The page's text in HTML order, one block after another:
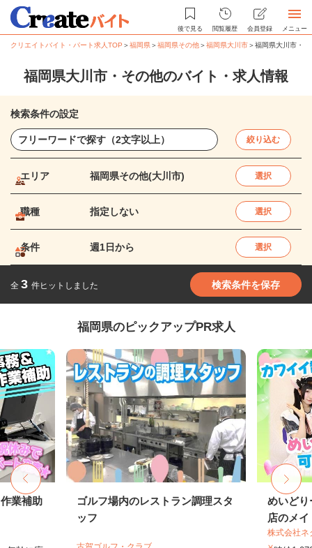
後で見る 閲覧履歴 会員登録 メニュー
クリエイトバイト・パート求人TOP ＞福岡県＞福岡県その他＞福岡県大川市＞福岡県大川市・
福岡県大川市・その他のバイト・求人情報
検索条件の設定
絞り込む
エリア 福岡県その他(大川市) 選択
職種 指定しない 選択
条件 週1日から 選択
全 3 件ヒットしました 検索条件を保存
福岡県のピックアップPR求人
業補助
ゴルフ場内のレストラン調理スタ
ッフ
めいど
店のメイ
株式会社ネ